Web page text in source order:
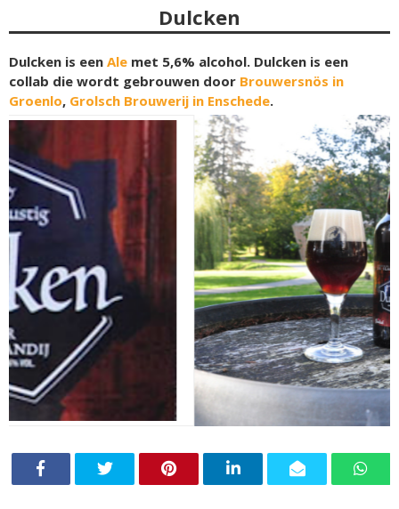
Dulcken
Dulcken is een Ale met 5,6% alcohol. Dulcken is een
collab die wordt gebrouwen door Brouwersnös in
Groenlo, Grolsch Brouwerij in Enschede.